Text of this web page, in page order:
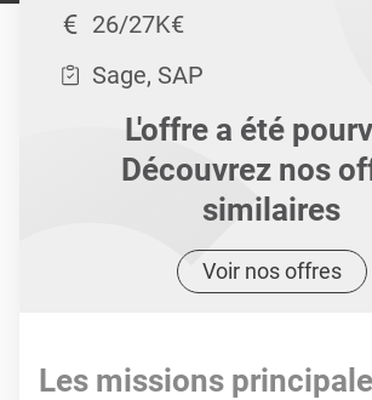
26/27K€
Sage, SAP
L'offre a été
Découvrez nos
similaires
Voir nos offres
Les missions